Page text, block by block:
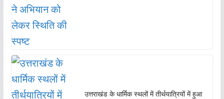
उत्तराखंड के धार्मिक स्थलों में तीर्थयात्रियों में हुआ